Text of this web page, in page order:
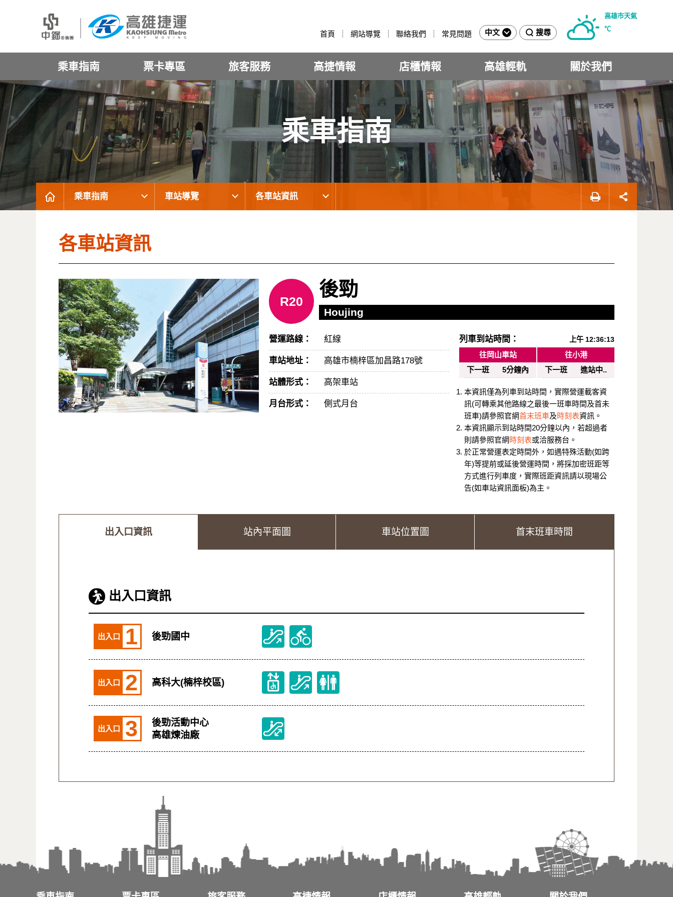
首頁 網站導覽 聯絡我們 常見問題 中文 搜尋
高雄市天氣
℃
乘車指南 票卡專區 旅客服務 高捷情報 店櫃情報 高雄輕軌 關於我們
乘車指南
乘車指南 車站導覽 各車站資訊
各車站資訊
R20
後勁
Houjing
營運路線： 紅線
車站地址： 高雄市楠梓區加昌路178號
站體形式： 高架車站
月台形式： 側式月台
列車到站時間： 上午 12:36:13
往岡山車站
下一班
5分鐘內
往小港
下一班
進站中..
本資訊僅為列車到站時間，實際營運載客資
訊(可轉乘其他路線之最後一班車時間及首未
班車)請參照官網首末班車及時刻表資訊。
本資訊顯示到站時間20分鐘以內，若超過者
則請參照官網 時刻表或洽服務台。
於正常營運表定時間外，如遇特殊活動(如跨
年)等提前或延後營運時間，將採加密班距等
方式進行列車度，實際班距資訊請以現場公
告(如車站資訊面板)為主。
出入口資訊 站內平面圖 車站位置圖 首末班車時間
出入口資訊
出入口 1 後勁國中
出入口 2 高科大(楠梓校區)
出入口 3
後勁活動中心
高雄煉油廠